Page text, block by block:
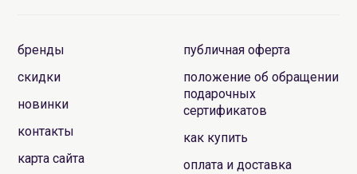
бренды
скидки
новинки
контакты
карта сайта
публичная оферта
положение об обращении
подарочных
сертификатов
как купить
оплата и доставка